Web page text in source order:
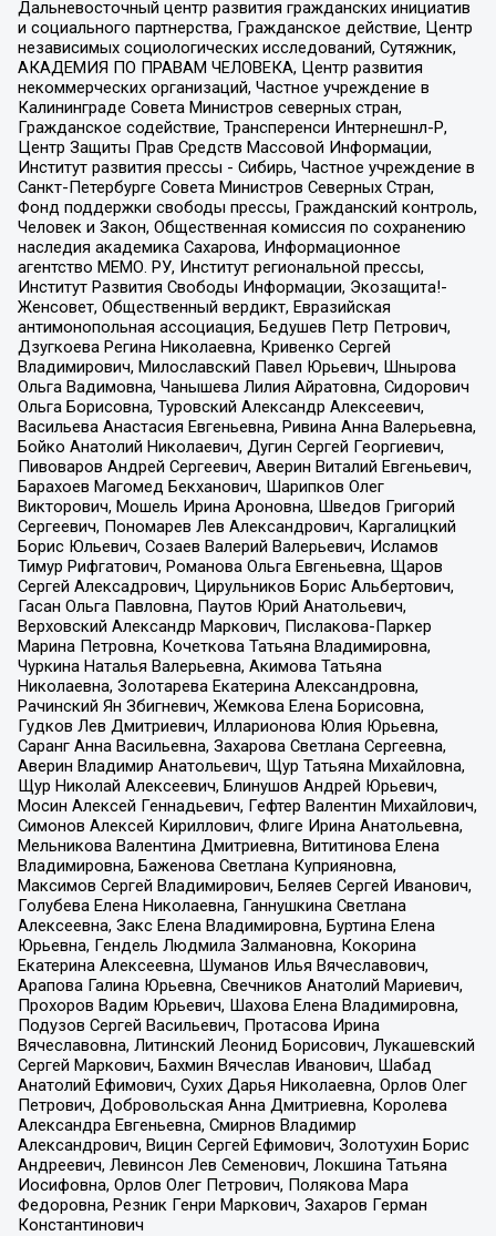
Дальневосточный центр развития гражданских инициатив
и социального партнерства, Гражданское действие, Центр
независимых социологических исследований, Сутяжник,
АКАДЕМИЯ ПО ПРАВАМ ЧЕЛОВЕКА, Центр развития
некоммерческих организаций, Частное учреждение в
Калининграде Совета Министров северных стран,
Гражданское содействие, Трансперенси Интернешнл-Р,
Центр Защиты Прав Средств Массовой Информации,
Институт развития прессы - Сибирь, Частное учреждение в
Санкт-Петербурге Совета Министров Северных Стран,
Фонд поддержки свободы прессы, Гражданский контроль,
Человек и Закон, Общественная комиссия по сохранению
наследия академика Сахарова, Информационное
агентство МЕМО. РУ, Институт региональной прессы,
Институт Развития Свободы Информации, Экозащита!-
Женсовет, Общественный вердикт, Евразийская
антимонопольная ассоциация, Бедушев Петр Петрович,
Дзугкоева Регина Николаевна, Кривенко Сергей
Владимирович, Милославский Павел Юрьевич, Шнырова
Ольга Вадимовна, Чанышева Лилия Айратовна, Сидорович
Ольга Борисовна, Туровский Александр Алексеевич,
Васильева Анастасия Евгеньевна, Ривина Анна Валерьевна,
Бойко Анатолий Николаевич, Дугин Сергей Георгиевич,
Пивоваров Андрей Сергеевич, Аверин Виталий Евгеньевич,
Барахоев Магомед Бекханович, Шарипков Олег
Викторович, Мошель Ирина Ароновна, Шведов Григорий
Сергеевич, Пономарев Лев Александрович, Каргалицкий
Борис Юльевич, Созаев Валерий Валерьевич, Исламов
Тимур Рифгатович, Романова Ольга Евгеньевна, Щаров
Сергей Алексадрович, Цирульников Борис Альбертович,
Гасан Ольга Павловна, Паутов Юрий Анатольевич,
Верховский Александр Маркович, Пислакова-Паркер
Марина Петровна, Кочеткова Татьяна Владимировна,
Чуркина Наталья Валерьевна, Акимова Татьяна
Николаевна, Золотарева Екатерина Александровна,
Рачинский Ян Збигневич, Жемкова Елена Борисовна,
Гудков Лев Дмитриевич, Илларионова Юлия Юрьевна,
Саранг Анна Васильевна, Захарова Светлана Сергеевна,
Аверин Владимир Анатольевич, Щур Татьяна Михайловна,
Щур Николай Алексеевич, Блинушов Андрей Юрьевич,
Мосин Алексей Геннадьевич, Гефтер Валентин Михайлович,
Симонов Алексей Кириллович, Флиге Ирина Анатольевна,
Мельникова Валентина Дмитриевна, Вититинова Елена
Владимировна, Баженова Светлана Куприяновна,
Максимов Сергей Владимирович, Беляев Сергей Иванович,
Голубева Елена Николаевна, Ганнушкина Светлана
Алексеевна, Закс Елена Владимировна, Буртина Елена
Юрьевна, Гендель Людмила Залмановна, Кокорина
Екатерина Алексеевна, Шуманов Илья Вячеславович,
Арапова Галина Юрьевна, Свечников Анатолий Мариевич,
Прохоров Вадим Юрьевич, Шахова Елена Владимировна,
Подузов Сергей Васильевич, Протасова Ирина
Вячеславовна, Литинский Леонид Борисович, Лукашевский
Сергей Маркович, Бахмин Вячеслав Иванович, Шабад
Анатолий Ефимович, Сухих Дарья Николаевна, Орлов Олег
Петрович, Добровольская Анна Дмитриевна, Королева
Александра Евгеньевна, Смирнов Владимир
Александрович, Вицин Сергей Ефимович, Золотухин Борис
Андреевич, Левинсон Лев Семенович, Локшина Татьяна
Иосифовна, Орлов Олег Петрович, Полякова Мара
Федоровна, Резник Генри Маркович, Захаров Герман
Константинович